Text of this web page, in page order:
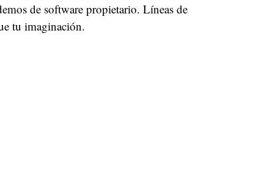
de software propietario. Líneas de
tu imaginación.